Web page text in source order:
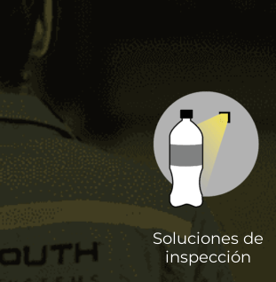
Soluciones de
inspección